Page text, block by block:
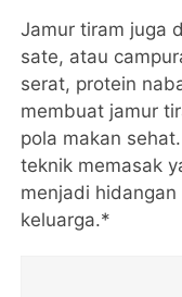
Jamur tiram juga
sate, atau
serat, protein
membuat jamur
pola makan
teknik memasak
menjadi
keluarga.*